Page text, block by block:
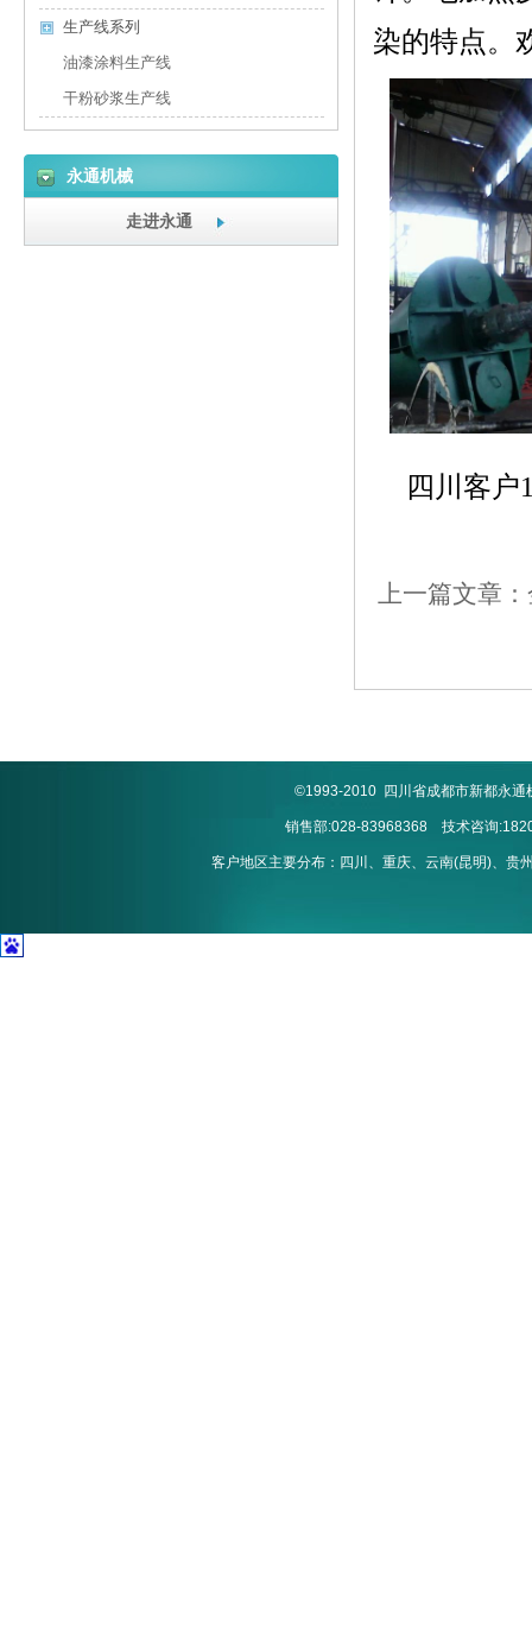
染的特点。
四川客户
上一篇文章
生产线系列
油漆涂料生产线
干粉砂浆生产线
永通机械
走进永通
©1993-2010 四川省成都市新都永
销售部:028-83968368 技术咨询
客户地区主要分布：四川、重庆、云南(昆明)、贵